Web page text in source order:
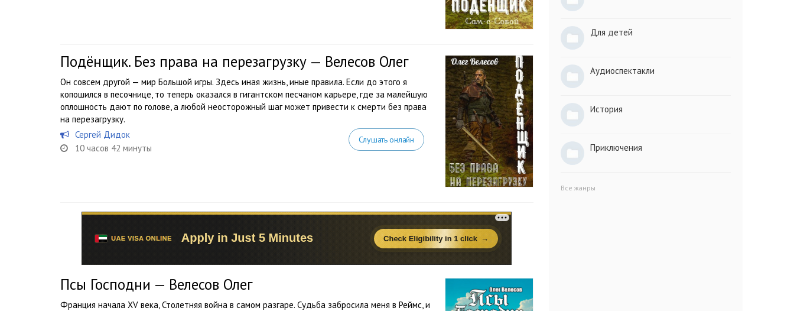
Подёнщик. Без права на перезагрузку — Велесов Олег
Он совсем другой — мир Большой игры. Здесь иная жизнь, иные правила. Если до этого я
копошился в песочнице, то теперь оказался в гигантском песчаном карьере, где за малейшую
оплошность дают по голове, а любой неосторожный шаг может привести к смерти без права
на перезагрузку.
Сергей Дидок
10 часов 42 минуты
Слушать онлайн
Псы Господни — Велесов Олег
Франция начала XV века, Столетняя война в самом разгаре. Судьба забросила меня в Реймс, и
Для детей
Аудиоспектакли
История
Приключения
Все жанры